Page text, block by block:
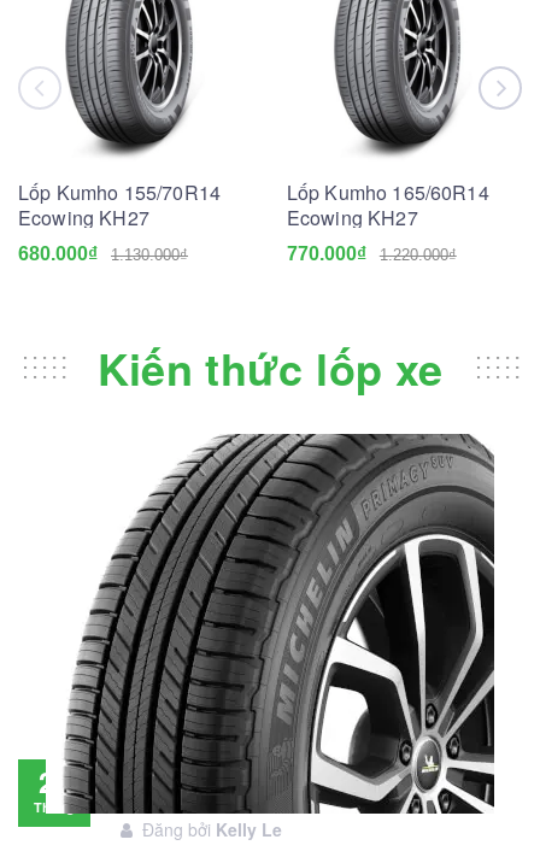
Lốp Kumho 155/70R14
Ecowing KH27
680.000₫ 1.130.000₫
Lốp Kumho 165/60R14
Ecowing KH27
770.000₫ 1.220.000₫
Kiến thức lốp xe
28
Tháng
Đánh giá lốp Michelin Primacy SUV: Đáng
đầu tư không?
Đăng bởi Kelly Le